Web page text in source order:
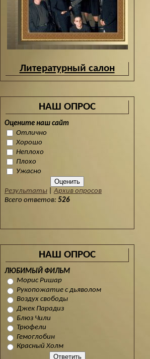
Литературный салон
НАШ ОПРОС
Оцените наш сайт
Отлично
Хорошо
Неплохо
Плохо
Ужасно
Результаты
Архив опросов
Всего ответов: 526
НАШ ОПРОС
ЛЮБИМЫЙ ФИЛЬМ
Морис Ришар
Рукопожатие с дьяволом
Воздух свободы
Джек Парадиз
Блюз Чили
Трюфели
Гемоглобин
Красный Холм